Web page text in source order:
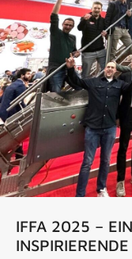
IFFA 2025 –